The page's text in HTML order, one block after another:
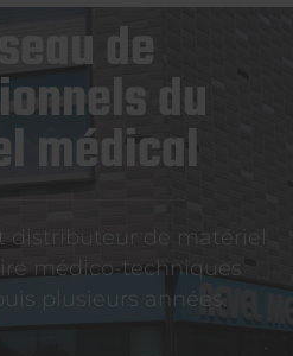
de
du
médical
distributeur de matériel
médico-techniques
plusieurs années.